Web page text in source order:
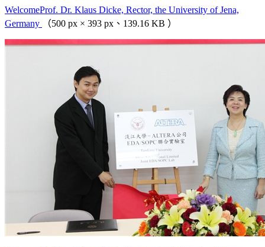
WelcomeProf. Dr. Klaus Dicke, Rector, the University of Jena,
Germany
（500 px × 393 px、139.16 KB ）